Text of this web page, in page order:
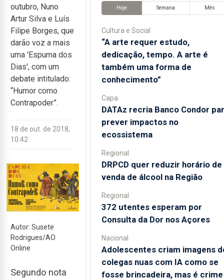
outubro, Nuno
Artur Silva e Luís
Filipe Borges, que
darão voz a mais
uma 'Espuma dos
Dias', com um
debate intitulado:
“Humor como
Contrapoder”.
18 de out. de 2018,
10:42
Autor: Susete
Rodrigues/AO
Online
Segundo nota
Hoje Semana Mês
Cultura e Social
“A arte requer estudo,
dedicação, tempo. A arte é
também uma forma de
conhecimento”
Capa
DATAz recria Banco Condor
prever impactos no
ecossistema
Regional
DRPCD quer reduzir horário de
venda de álcool na Região
Regional
372 utentes esperam por
Consulta da Dor nos Açores
Nacional
Adolescentes criam imagens
colegas nuas com IA como se
fosse brincadeira, mas é crime